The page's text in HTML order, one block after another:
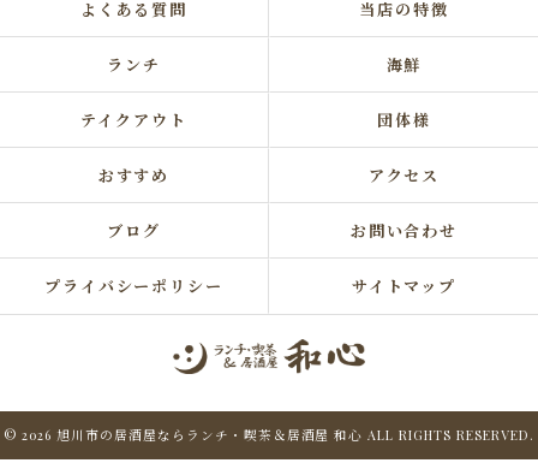
よくある質問 当店の特徴
ランチ 海鮮
テイクアウト 団体様
おすすめ アクセス
ブログ お問い合わせ
プライバシーポリシー サイトマップ
© 2026 旭川市の居酒屋ならランチ・喫茶＆居酒屋 和心 ALL RIGHTS RESERVED.